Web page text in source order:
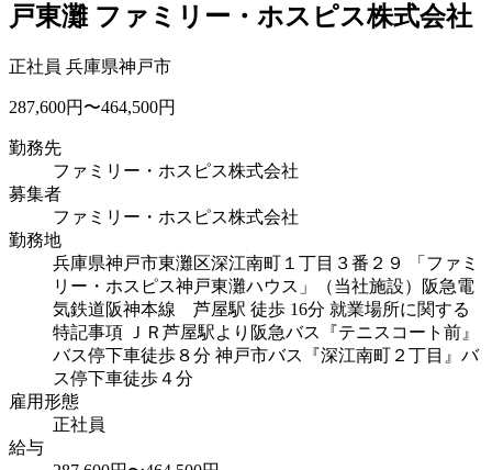
戸東灘 ファミリー・ホスピス株式会社
正社員 兵庫県神戸市
287,600円〜464,500円
勤務先
ファミリー・ホスピス株式会社
募集者
ファミリー・ホスピス株式会社
勤務地
兵庫県神戸市東灘区深江南町１丁目３番２９ 「ファミ
リー・ホスピス神戸東灘ハウス」（当社施設）
阪急電
気鉄道阪神本線 芦屋駅 徒歩 16分 就業場所に関する
特記事項 ＪＲ芦屋駅より阪急バス『テニスコート前』
バス停下車徒歩８分 神戸市バス『深江南町２丁目』バ
ス停下車徒歩４分
雇用形態
正社員
給与